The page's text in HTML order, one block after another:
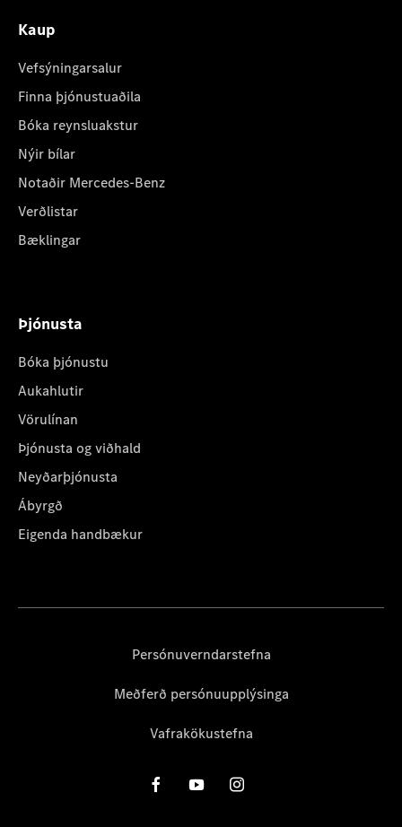
Kaup
Vefsýningarsalur
Finna þjónustuaðila
Bóka reynsluakstur
Nýir bílar
Notaðir Mercedes-Benz
Verðlistar
Bæklingar
Þjónusta
Bóka þjónustu
Aukahlutir
Vörulínan
Þjónusta og viðhald
Neyðarþjónusta
Ábyrgð
Eigenda handbækur
Persónuverndarstefna
Meðferð persónuupplýsinga
Vafrakökustefna